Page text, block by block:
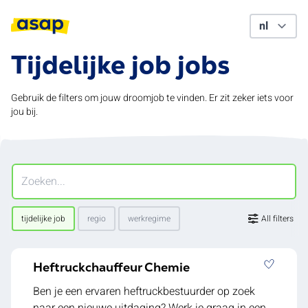
Tijdelijke job jobs
Gebruik de filters om jouw droomjob te vinden. Er zit zeker iets voor
jou bij.
tijdelijke job regio werkregime All filters
Heftruckchauffeur Chemie
Ben je een ervaren heftruckbestuurder op zoek